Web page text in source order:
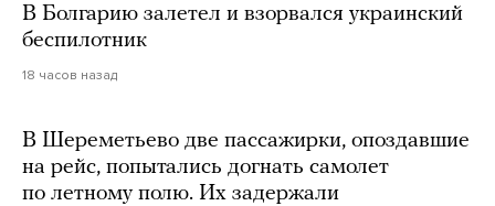
В Болгарию залетел и взорвался украинский
беспилотник
18 часов назад
В Шереметьево две пассажирки, опоздавшие
на рейс, попытались догнать самолет
по летному полю. Их задержали